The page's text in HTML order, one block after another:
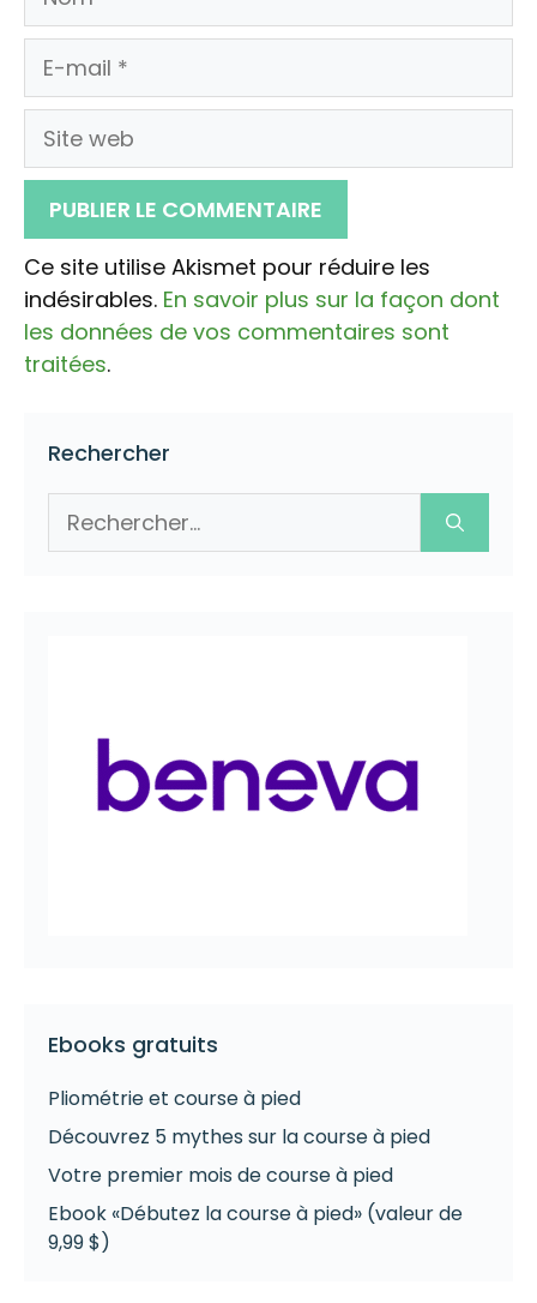
E-
Site
Ce site utilise Akismet pour réduire les
indésirables. En savoir plus sur la façon dont
les données de vos commentaires sont
traitées.
Rechercher
Ebooks gratuits
Pliométrie et course à pied
Découvrez 5 mythes sur la course à pied
Votre premier mois de course à pied
Ebook «Débutez la course à pied» (valeur de
9,99 $)